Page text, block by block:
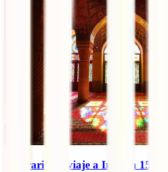
Itinerario de viaje a Irán en 15 días